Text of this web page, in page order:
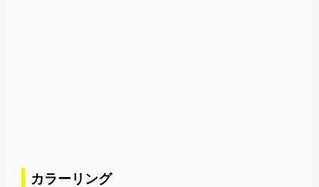
カラーリング